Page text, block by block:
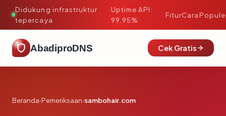
Didukung infrastruktur
tepercaya
·
Uptime API:
99.95%
FiturCara
AbadiproDNS Cek Gratis
Beranda›Pemeriksaan›sambohair.com